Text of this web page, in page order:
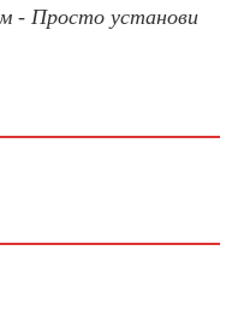
- Просто установи